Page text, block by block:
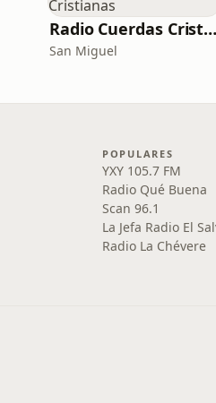
Radio Cuerdas
San Miguel
POPULARES
YXY 105.7 FM
Radio Qué Buena
Scan 96.1
La Jefa Radio El
Radio La Chévere